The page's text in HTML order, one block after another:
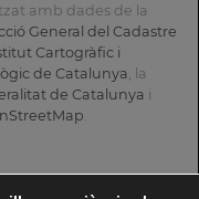
amb dades de la
General del Cadastre
Cartogràfic i
de Catalunya , la
de Catalunya i